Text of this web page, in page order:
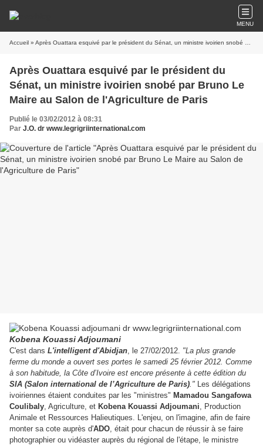
MENU
Accueil » Après Ouattara esquivé par le président du Sénat, un ministre ivoirien snobé par Bruno Le Maire au Salon de l'Agriculture de Paris
Après Ouattara esquivé par le président du
Sénat, un ministre ivoirien snobé par Bruno Le
Maire au Salon de l'Agriculture de Paris
Publié le 03/02/2012 à 08:31
Par J.O. dr www.legrigriinternational.com
Kobena Kouassi Adjoumani
C'est dans L'intelligent d'Abidjan, le 27/02/2012. "La plus grande
ferme du monde a ouvert ses portes le samedi 25 février 2012. Comme
à son habitude, la Côte d’Ivoire est encore présente à cette édition du
SIA (Salon international de l’Agriculture de Paris)." Les délégations
ivoiriennes étaient conduites par les "ministres" Mamadou Sangafowa
Coulibaly, Agriculture, et Kobena Kouassi Adjoumani, Production
Animale et Ressources Halieutiques. L'enjeu, on l'imagine, afin de faire
monter sa cote auprès d'ADO, était pour chacun de réussir à se faire
photographier ou vidéaster auprès du régional de l'étape, le ministre